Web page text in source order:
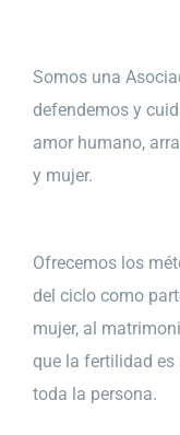
Somos una
defendemos y
amor humano,
y mujer.
Ofrecemos los
del ciclo como
mujer, al
que la fertilidad es
toda la persona.